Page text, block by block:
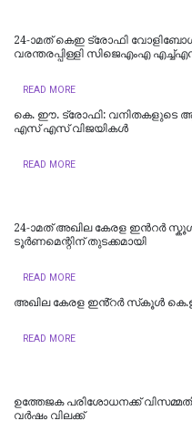
24-ാമത് കെഇ ട്രോഫി
വരന്തരപ്പിള്ളി സിജെഎംഎ
READ MORE
കെ. ഈ. ട്രോഫി: വനിതകളുടെ
എസ് എസ് വിജയികൾ
READ MORE
24-ാമത് അഖില കേരള ഇന്‍റർ
ടൂർണമെന്റിന് തുടക്കമായി
READ MORE
അഖില കേരള ഇൻ്റർ സ്‌കൂൾ
READ MORE
ഉത്തേജക പരിശോധനക്ക്
വർഷം വിലക്ക്